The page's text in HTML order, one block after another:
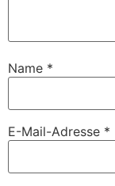
Name *
E-Mail-Adresse *